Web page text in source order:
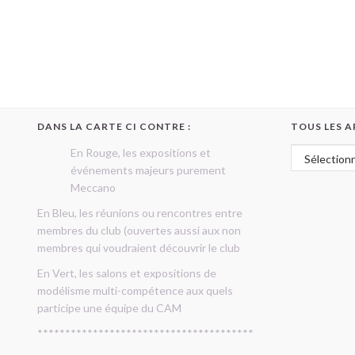
DANS LA CARTE CI CONTRE :
En Rouge, les expositions et
événements majeurs purement
Meccano
En Bleu, les réunions ou rencontres entre
membres du club (ouvertes aussi aux non
membres qui voudraient découvrir le club
En Vert, les salons et expositions de
modélisme multi-compétence aux quels
participe une équipe du CAM
***************************************
TOUS LES
Tous les